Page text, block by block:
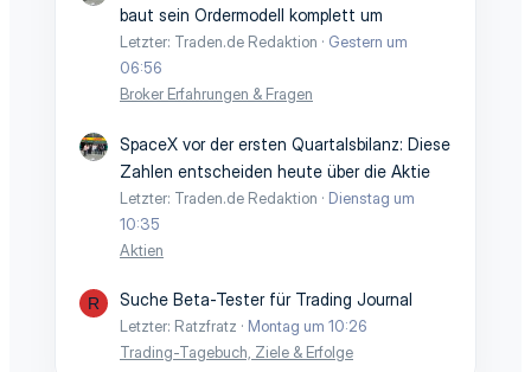
baut sein Ordermodell komplett um
Letzter: Traden.de Redaktion
Gestern um
06:56
Broker Erfahrungen & Fragen
SpaceX vor der ersten Quartalsbilanz: Diese
Zahlen entscheiden heute über die Aktie
Letzter: Traden.de Redaktion
Dienstag um
10:35
Aktien
R Suche Beta-Tester für Trading Journal
Letzter: Ratzfratz
Montag um 10:26
Trading-Tagebuch, Ziele & Erfolge